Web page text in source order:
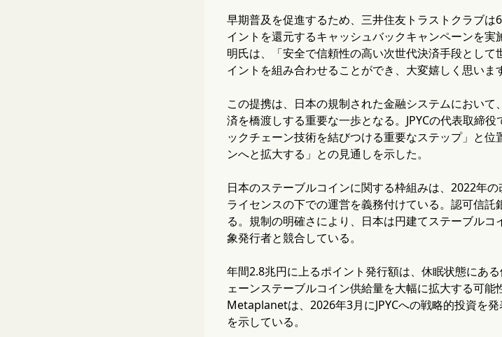
早期普及を促進するため、三井住友トラストクラブ
イントを還元するキャッシュバックキャンペーンを
明氏は、「安全で信頼性の高い次世代決済手段とし
イントを組み合わせることができ、大変嬉しく思いま
この提携は、日本の規制された金融システムにおい
済を橋渡しする重要な一歩となる。JPYCの代表取締
ックチェーン技術を結びつける重要なステップ」と
ンへと拡大する」との見通しを示した。
日本のステーブルコインに関する枠組みは、2022年
ライセンスの下での運営を義務付けている。認可信
る。規制の明確さにより、日本は円建てステーブル
象発行者と競合している。
年間2.8兆円に上るポイント発行額は、休眠状態にあ
ェーンステーブルコイン供給量を大幅に拡大する可
Metaplanetは、2026年3月にJPYCへの戦略的投資を
を示している。